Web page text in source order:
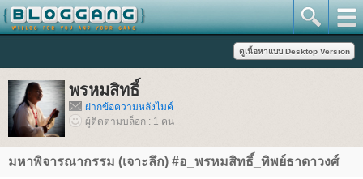
พรหมสิทธิ์
ฝากข้อความหลังไมค์
ผู้ติดตามบล็อก : 1 คน
มหาพิจารณากรรม (เจาะลึก) #อ_พรหมสิทธิ์_ทิพย์ธาดาวงศ์